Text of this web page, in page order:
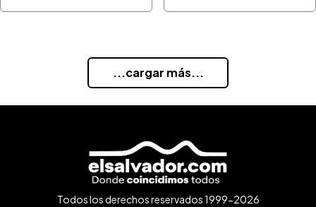
...cargar más...
Todos los derechos reservados 1999-2026